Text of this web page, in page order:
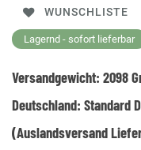
WUNSCHLISTE
Lagernd - sofort lieferbar
Versandgewicht: 2098
Deutschland: Standard
(Auslandsversand